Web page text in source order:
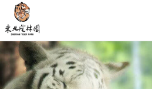
东北虎林园